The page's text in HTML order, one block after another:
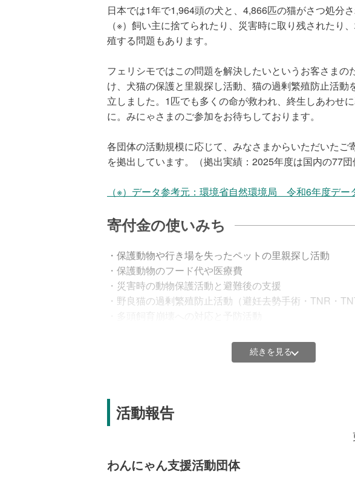
日本では1年で1,964頭の犬と、4,866匹の猫がさつ処分さ
（※）飼い主に捨てられたり、災害時に取り残されたり
殖する問題もあります。
フェリシモではこの問題を解決したいというお客さまの
け、犬猫の保護と里親探し活動、猫の過剰繁殖防止活動
立しました。1匹でも多くの命が救われ、終生しあわせ
に。みにゃさまのご参加をお待ちしております。
各団体の活動規模に応じて、みなさまからいただいたご
を拠出しています。（拠出実績：2025年度は国内の77団
（※）データ参考元：環境省自然環境局 令和6年度デー
寄付金の使いみち
・保護動物や行き場を失ったペットの里親探し活動
・保護動物のフード代や医療費
・災害時の動物保護活動と避難後の支援
・野良猫の過剰繁殖防止活動（避妊去勢手術・TNR・
などのため、全国各地の動物愛護団体に拠出されます。
覧と、各団体の活動レポートはフェリシモ猫部のホーム
ます。
■拠出先の活動報告
続きを見る
活動報告
わんにゃん支援活動団体